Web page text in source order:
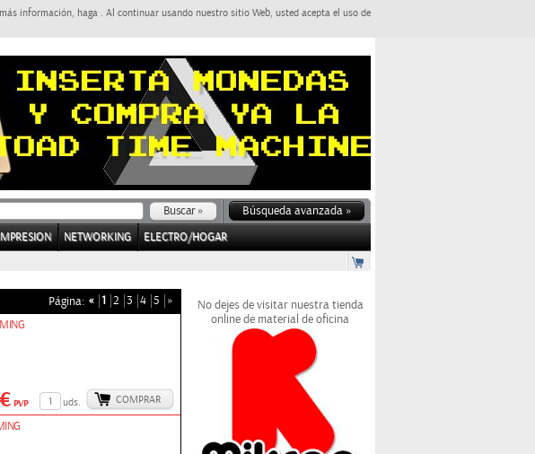
información, haga . Al continuar usando nuestro sitio Web, usted acepta el uso de
Búsqueda avanzada »
NETWORKING ELECTRO/HOGAR
Página: « 1 2 3 4 5 »
uds. COMPRAR
PVP
No dejes de visitar nuestra tienda
online de material de oficina